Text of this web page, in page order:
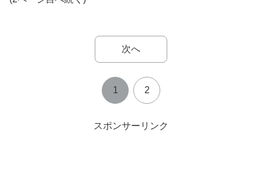
次へ
1 2
スポンサーリンク